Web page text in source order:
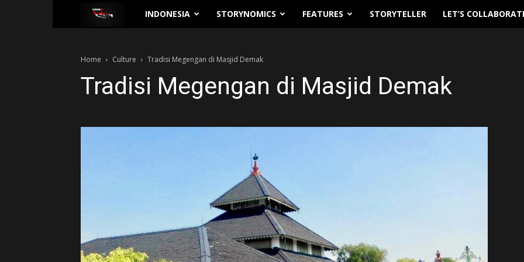
Traverse.id
INDONESIA STORYNOMICS FEATURES STORYTELLER LET’S
Home Culture Tradisi Megengan di Masjid Demak
Tradisi Megengan di Masjid Demak